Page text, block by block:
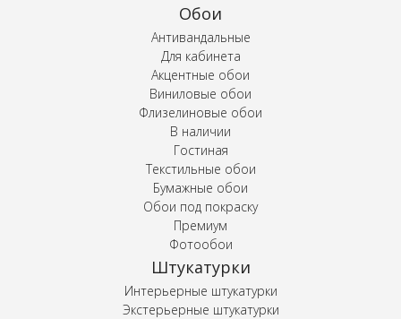
Обои
Антивандальные
Для кабинета
Акцентные обои
Виниловые обои
Флизелиновые обои
В наличии
Гостиная
Текстильные обои
Бумажные обои
Обои под покраску
Премиум
Фотообои
Штукатурки
Интерьерные штукатурки
Экстерьерные штукатурки